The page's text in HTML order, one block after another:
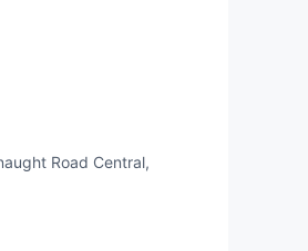
Road Central,